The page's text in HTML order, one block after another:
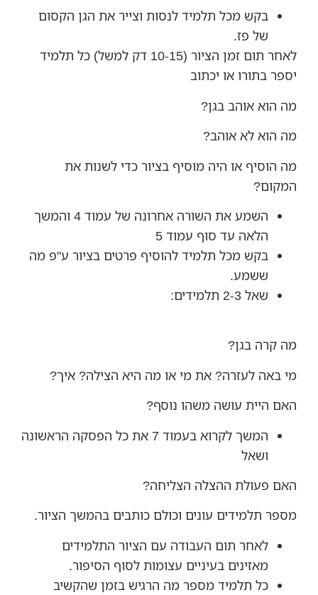
בקש מכל תלמיד לנסות וצייר את הגן הקסום
של פז.
לאחר תום זמן הציור (10-15 דק למשל) כל תלמיד
יספר בתורו או יכתוב
מה הוא אוהב בגן?
מה הוא לא אוהב?
מה הוסיף או היה מוסיף בציור כדי לשנות את
המקום?
השמע את השורה אחרונה של עמוד 4 והמשך
הלאה עד סוף עמוד 5
בקש מכל תלמיד להוסיף פרטים בציור ע"פ מה
ששמע.
שאל 2-3 תלמידים:
מה קרה בגן?
מי באה לעזרה? את מי או מה היא הצילה? איך?
האם היית עושה משהו נוסף?
המשך לקרוא בעמוד 7 את כל הפסקה הראשונה
ושאל
האם פעולת ההצלה הצליחה?
מספר תלמידים עונים וכולם כותבים בהמשך הציור.
לאחר תום העבודה עם הציור התלמידים
מאזינים בעיניים עצומות לסוף הסיפור.
כל תלמיד מספר מה הרגיש בזמן שהקשיב